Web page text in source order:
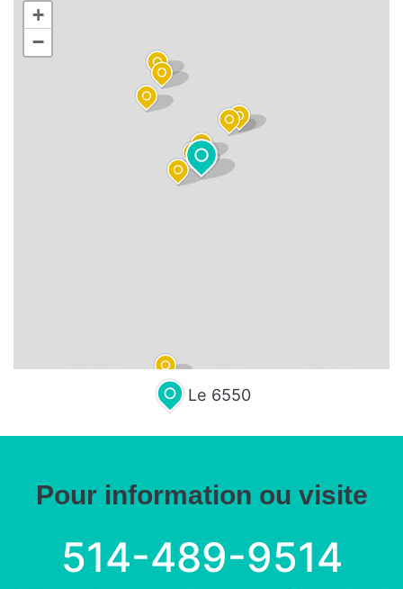
+
−
OpenStreetMap
Le 6550
Pour information ou visite
514-489-9514